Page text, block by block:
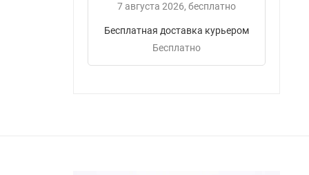
7 августа 2026
Бесплатно
Бесплатная доставка курьером
Бесплатно